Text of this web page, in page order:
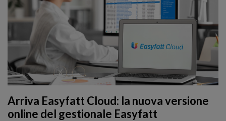
Arriva Easyfatt Cloud: la nuova versione
online del gestionale Easyfatt